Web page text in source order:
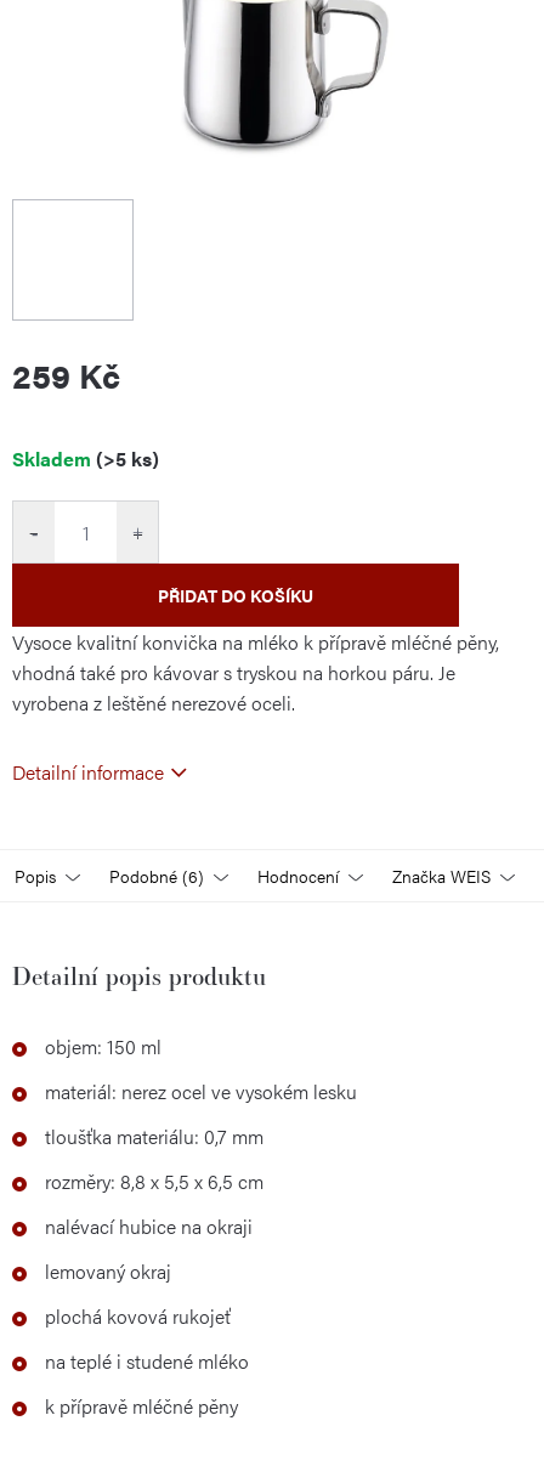
259 Kč
Měrná
Skladem (>5 ks)
+
−
PŘIDAT DO KOŠÍKU
Vysoce kvalitní konvička na mléko k přípravě mléčné pěny,
vhodná také pro kávovar s tryskou na horkou páru. Je
vyrobena z leštěné nerezové oceli.
Detailní informace
Popis Podobné (6) Hodnocení Značka WEIS
Detailní popis produktu
objem: 150 ml
materiál: nerez ocel ve vysokém lesku
tloušťka materiálu: 0,7 mm
rozměry: 8,8 x 5,5 x 6,5 cm
nalévací hubice na okraji
lemovaný okraj
plochá kovová rukojeť
na teplé i studené mléko
k přípravě mléčné pěny